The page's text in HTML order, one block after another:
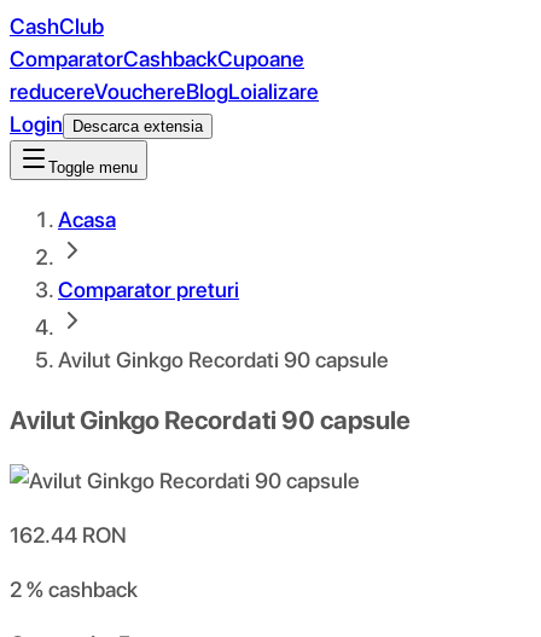
CashClub
ComparatorCashbackCupoane
reducereVouchereBlogLoializare
Login
Descarca extensia
Toggle menu
Acasa
Comparator preturi
Avilut Ginkgo Recordati 90 capsule
Avilut Ginkgo Recordati 90 capsule
162.44 RON
2 %cashback